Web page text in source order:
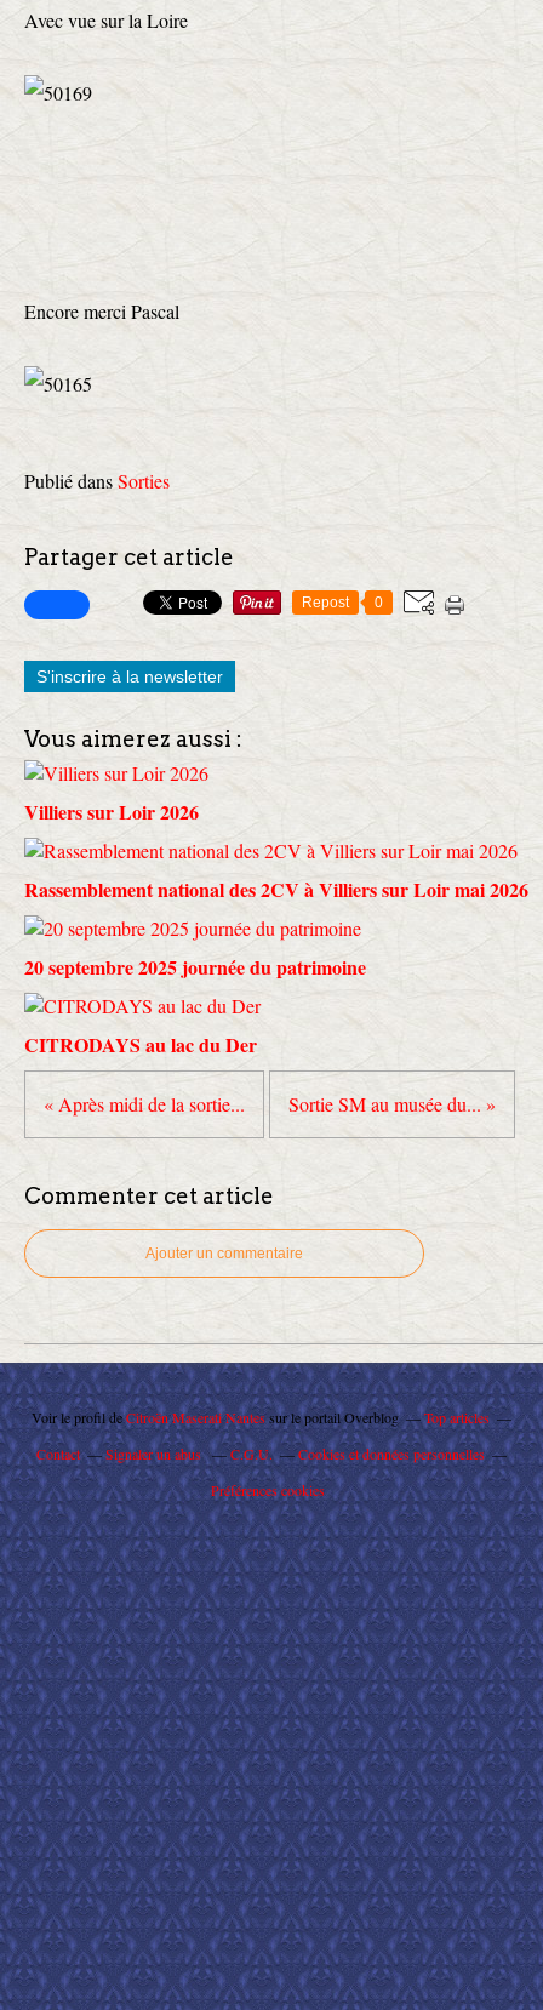
Avec vue sur la Loire
Encore merci Pascal
Publié dansSorties
Partager cet article
Repost 0
S'inscrire à la newsletter
Vous aimerez aussi :
Villiers sur Loir 2026
Rassemblement national des 2CV à Villiers sur Loir mai 2026
20 septembre 2025 journée du patrimoine
CITRODAYS au lac du Der
« Après midi de la sortie... Sortie SM au musée du... »
Commenter cet article
Ajouter un commentaire
Voir le profil deCitroën Maserati Nantessur le portail Overblog
Top articles
Contact
Signaler un abus C.G.U.
Cookies et données personnelles
Préférences cookies